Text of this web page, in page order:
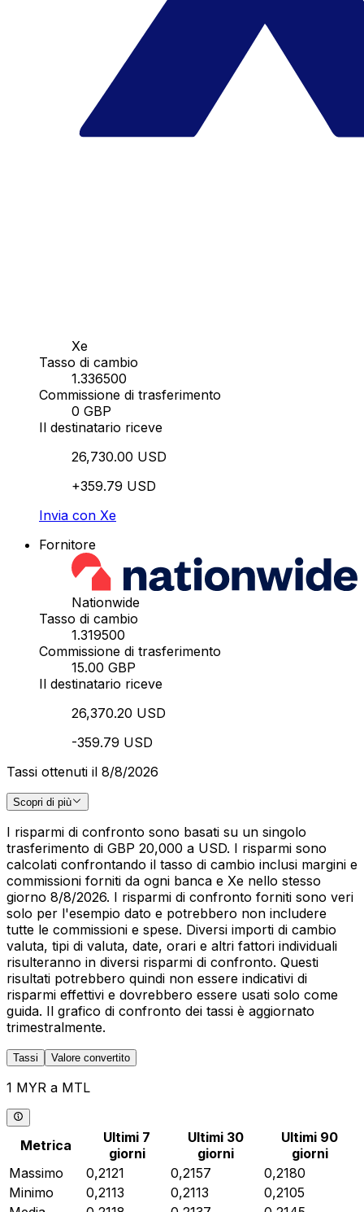
Xe
Tasso di cambio
1.336500
Commissione di trasferimento
0 GBP
Il destinatario riceve
26,730.00 USD
+359.79 USD
Invia con Xe
Fornitore
Nationwide
Tasso di cambio
1.319500
Commissione di trasferimento
15.00 GBP
Il destinatario riceve
26,370.20 USD
-359.79 USD
Tassi ottenuti il 8/8/2026
Scopri di più
I risparmi di confronto sono basati su un singolo
trasferimento di GBP 20,000 a USD. I risparmi sono
calcolati confrontando il tasso di cambio inclusi margini e
commissioni forniti da ogni banca e Xe nello stesso
giorno 8/8/2026. I risparmi di confronto forniti sono veri
solo per l'esempio dato e potrebbero non includere
tutte le commissioni e spese. Diversi importi di cambio
valuta, tipi di valuta, date, orari e altri fattori individuali
risulteranno in diversi risparmi di confronto. Questi
risultati potrebbero quindi non essere indicativi di
risparmi effettivi e dovrebbero essere usati solo come
guida. Il grafico di confronto dei tassi è aggiornato
trimestralmente.
Tassi Valore convertito
1 MYR a MTL
Metrica
Ultimi 7
giorni
Ultimi 30
giorni
Ultimi 90
giorni
Massimo
0,2121 0,2157
0,2180
Minimo
0,2113 0,2113
0,2105